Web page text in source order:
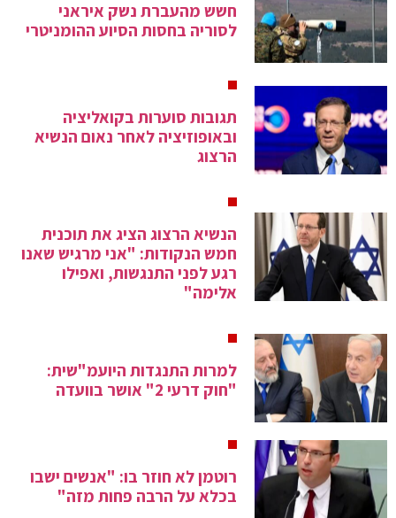
חשש מהעברת נשק איראני
לסוריה בחסות הסיוע ההומניטרי
תגובות סוערות בקואליציה
ובאופוזיציה לאחר נאום הנשיא
הרצוג
הנשיא הרצוג הציג את תוכנית
חמש הנקודות: "אני מרגיש שאנו
רגע לפני התנגשות, ואפילו
אלימה"
למרות התנגדות היועמ"שית:
"חוק דרעי 2" אושר בוועדה
רוטמן לא חוזר בו: "אנשים ישבו
בכלא על הרבה פחות מזה"